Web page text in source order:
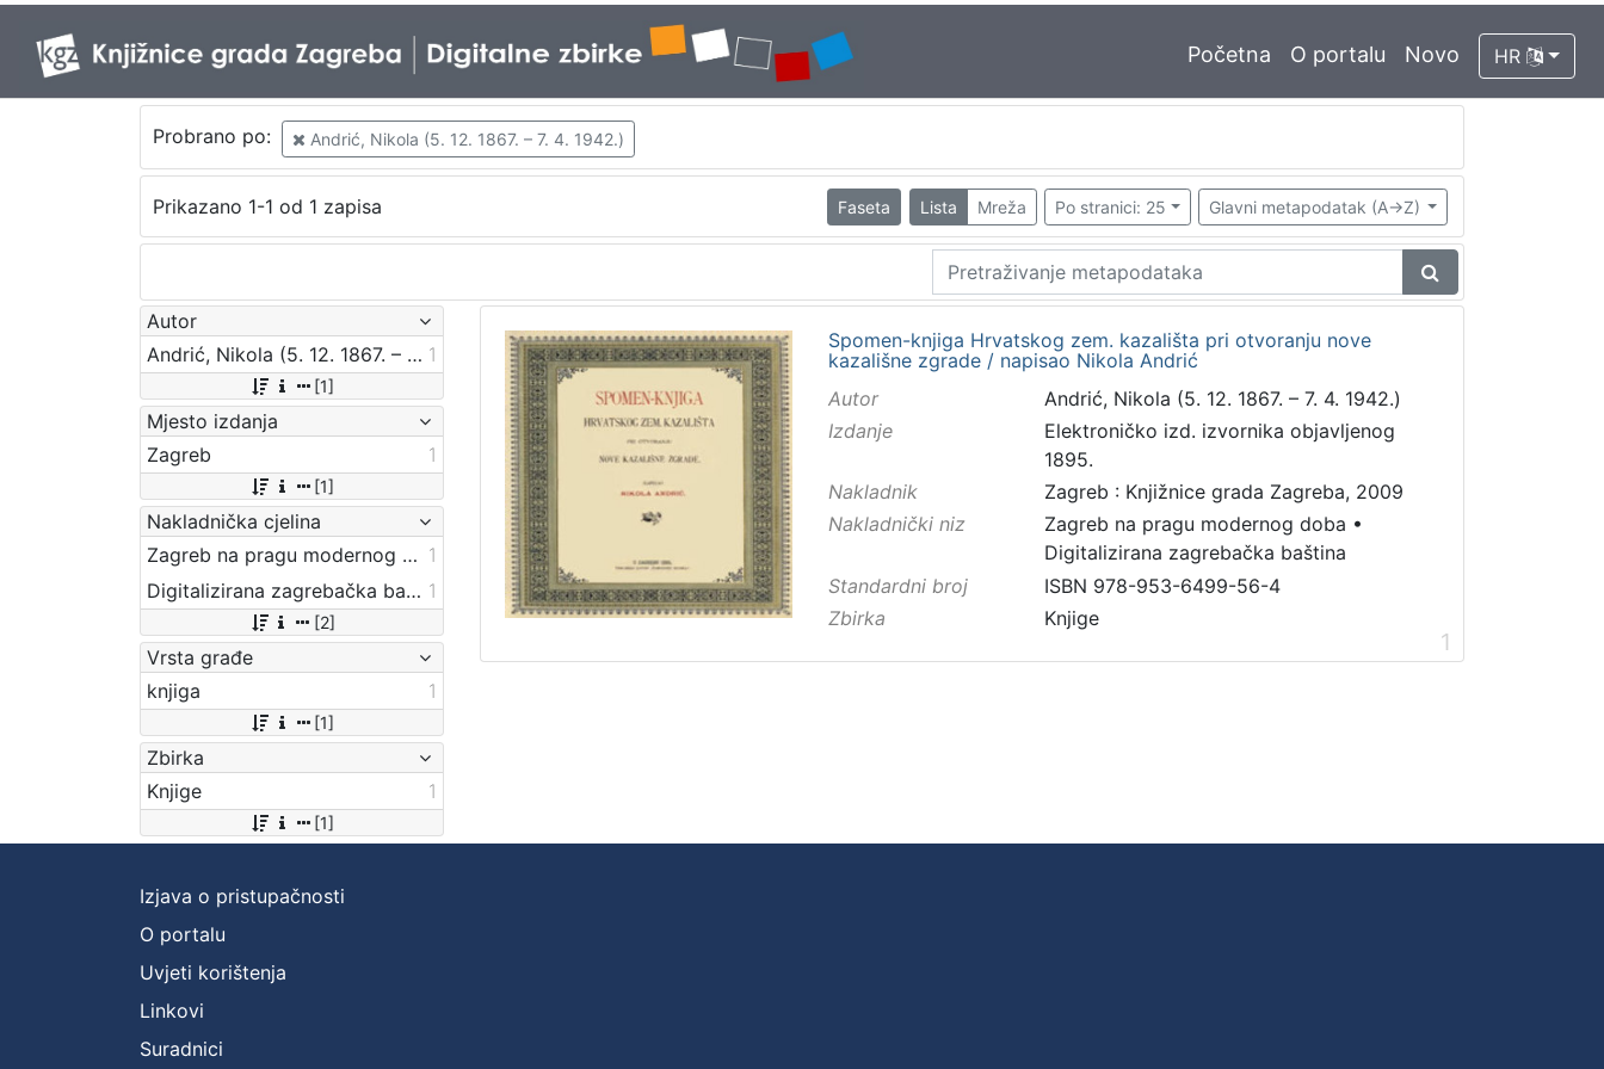
Početna O portalu Novo HR
Probrano po: Andrić, Nikola (5. 12. 1867. – 7. 4. 1942.)
Prikazano 1-1 od 1 zapisa Faseta Lista Mreža Po stranici: 25 Glavni metapodatak (A->Z)
Autor
Andrić, Nikola (5. 12. 1867. – 7. 4. 1942.) 1
[1]
Mjesto izdanja
Zagreb
1
[1]
Nakladnička cjelina
Zagreb na pragu modernog doba 1
Digitalizirana zagrebačka baština 1
[2]
Vrsta građe
knjiga
1
[1]
Zbirka
Knjige
1
[1]
Spomen-knjiga Hrvatskog zem. kazališta pri otvoranju nove
kazališne zgrade / napisao Nikola Andrić
Autor
Andrić, Nikola (5. 12. 1867. – 7. 4. 1942.)
Izdanje
Elektroničko izd. izvornika objavljenog
1895.
Nakladnik
Zagreb : Knjižnice grada Zagreba, 2009
Nakladnički niz
Zagreb na pragu modernog doba •
Digitalizirana zagrebačka baština
Standardni broj
ISBN 978-953-6499-56-4
Zbirka
Knjige
1
Izjava o pristupačnosti
O portalu
Uvjeti korištenja
Linkovi
Suradnici